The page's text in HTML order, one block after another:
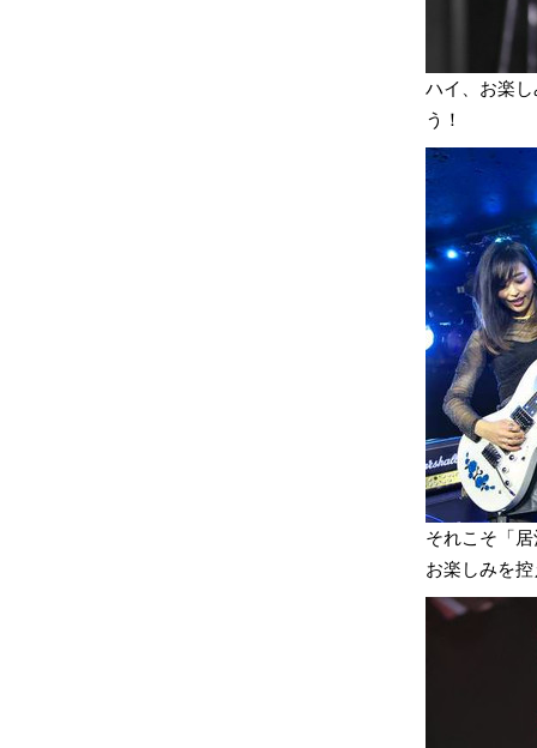
ハイ、お楽
う！
それこそ「
お楽しみを